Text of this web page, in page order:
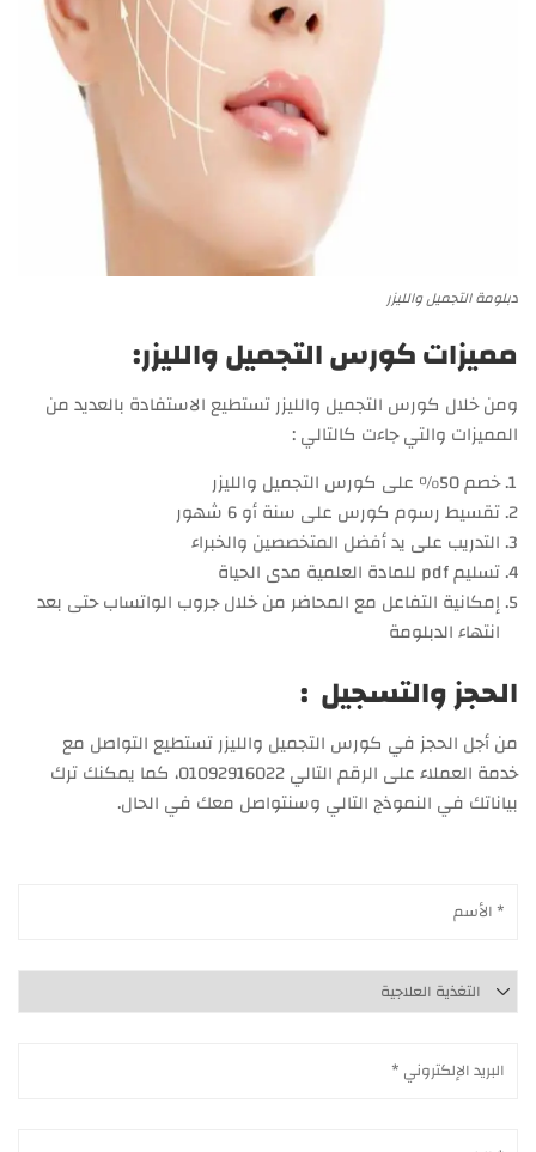
دبلومة التجميل والليزر
مميزات كورس التجميل والليزر:
ومن خلال كورس التجميل والليزر تستطيع الاستفادة بالعديد من
المميزات والتي جاءت كالتالي :
خصم 50% على كورس التجميل والليزر
تقسيط رسوم كورس على سنة أو 6 شهور
التدريب على يد أفضل المتخصصين والخبراء
تسليم pdf للمادة العلمية مدى الحياة
إمكانية التفاعل مع المحاضر من خلال جروب الواتساب حتى بعد
انتهاء الدبلومة
الحجز والتسجيل :
من أجل الحجز في كورس التجميل والليزر تستطيع التواصل مع
خدمة العملاء على الرقم التالي 01092916022، كما يمكنك ترك
بياناتك في النموذج التالي وسنتواصل معك في الحال.